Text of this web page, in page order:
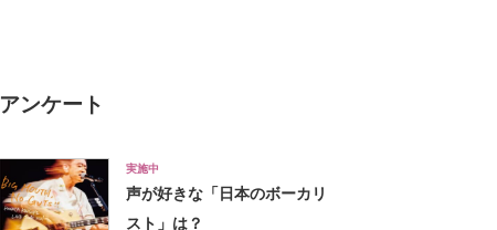
アンケート
実施中
声が好きな「日本のボーカリ
スト」は？